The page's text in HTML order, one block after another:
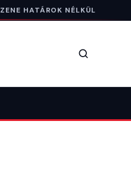
ZENE HATÁROK NÉLKÜL
Keresés